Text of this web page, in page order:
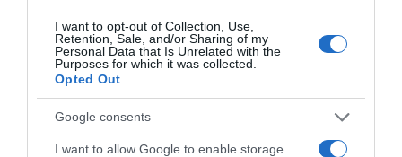
I want to opt-out of Collection, Use,
Retention, Sale, and/or Sharing of my
Personal Data that Is Unrelated with the
Purposes for which it was collected.
Opted Out
Google consents
I want to allow Google to enable storage
ΣΧΟΛΙΑ